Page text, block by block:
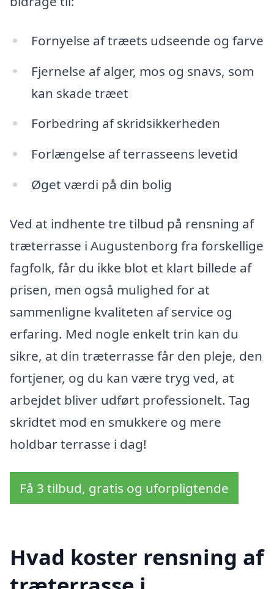
Fornyelse af træets udseende og farve
Fjernelse af alger, mos og snavs, som
kan skade træet
Forbedring af skridsikkerheden
Forlængelse af terrasseens levetid
Øget værdi på din bolig
Ved at indhente tre tilbud på rensning af
træterrasse i Augustenborg fra forskellige
fagfolk, får du ikke blot et klart billede af
prisen, men også mulighed for at
sammenligne kvaliteten af service og
erfaring. Med nogle enkelt trin kan du
sikre, at din træterrasse får den pleje, den
fortjener, og du kan være tryg ved, at
arbejdet bliver udført professionelt. Tag
skridtet mod en smukkere og mere
holdbar terrasse i dag!
Få 3 tilbud, gratis og uforpligtende
Hvad koster rensning af